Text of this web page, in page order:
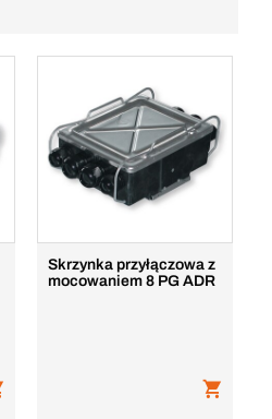
Skrzynka przyłączowa z
mocowaniem 8 PG ADR